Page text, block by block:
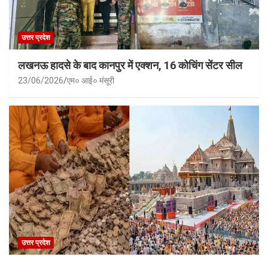
उत्तर प्रदेश
लखनऊ हादसे के बाद कानपुर में एक्शन, 16 कोचिंग सेंटर सील
23/06/2026 एम० आई० मंसूरी
उत्तर प्रदेश